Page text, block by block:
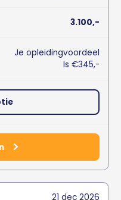
3.100,-
Je opleidingvoordeel
Is €345,-
21 dec 2026